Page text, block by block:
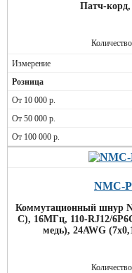
Патч-корд,
NMC-
Коммутационный шнур
C), 16МГц, 110-RJ12/
медь), 24AWG